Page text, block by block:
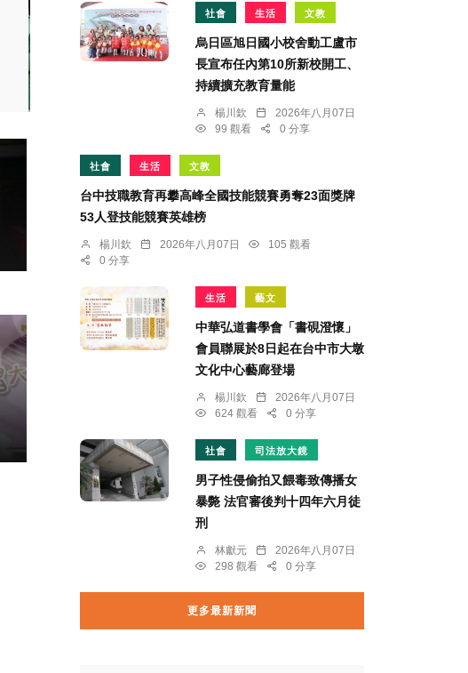
社會 生活 文教
烏日區旭日國小校舍動工盧市
長宣布任內第10所新校開工、
持續擴充教育量能
楊川欽
2026年八月07日
99 觀看
0 分享
社會 生活 文教
台中技職教育再攀高峰全國技能競賽勇奪23面獎牌
53人登技能競賽英雄榜
楊川欽 2026年八月07日
105 觀看
0 分享
生活 藝文
中華弘道書學會「書硯澄懷」
會員聯展於8日起在台中市大墩
文化中心藝廊登場
楊川欽
2026年八月07日
624 觀看
0 分享
社會 司法放大鏡
男子性侵偷拍又餵毒致傳播女
暴斃 法官審後判十四年六月徒
刑
林獻元
2026年八月07日
298 觀看
0 分享
更多最新新聞